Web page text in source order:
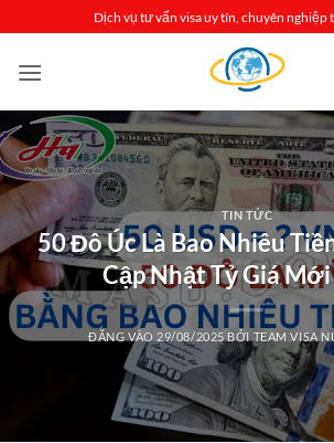
qua
nội
Dịch vụ tư vấn visa uy tín, chuyên nghiệp
TIN TỨC
50 Đô Úc Là Bao Nhiêu
Cập Nhật Tỷ Giá
ĐĂNG VÀO 29/08/2025 BỞI TEAM VISA